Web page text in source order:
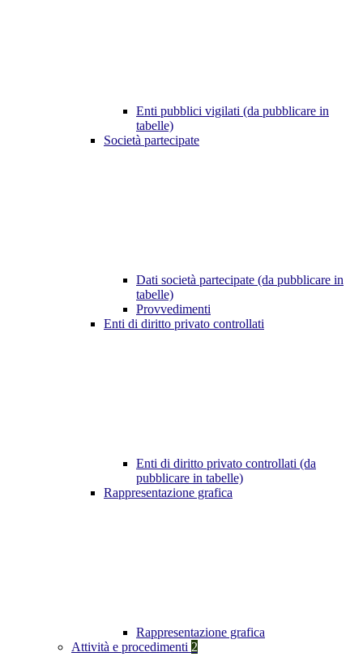
Enti pubblici vigilati (da pubblicare in
tabelle)
Società partecipate
Dati società partecipate (da pubblicare in
tabelle)
Provvedimenti
Enti di diritto privato controllati
Enti di diritto privato controllati (da
pubblicare in tabelle)
Rappresentazione grafica
Rappresentazione grafica
Attività e procedimenti 2